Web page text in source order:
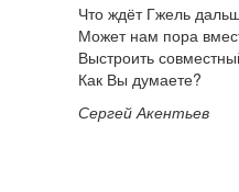
Что ждёт Гжель
Может нам пора
Выстроить
Как Вы думаете?
Сергей Акентьев